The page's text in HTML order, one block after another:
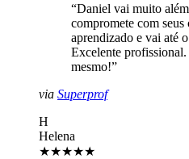
“Daniel vai muito
compromete com seus
aprendizado e vai até
Excelente
mesmo!”
via Superprof
H
Helena
★★★★★